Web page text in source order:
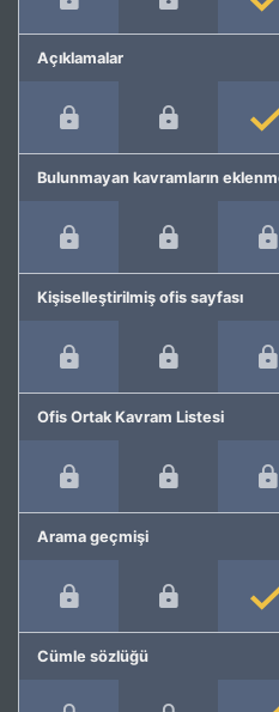
Açıklamalar
Bulunmayan kavramların
Kişiselleştirilmiş ofis sayfası
Ofis Ortak Kavram Listesi
Arama geçmişi
Cümle sözlüğü